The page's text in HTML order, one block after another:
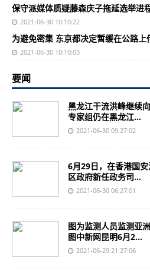
保守派媒体质疑藤森庆子拖延选举进
2021-06-30 10:10:22
为避免密集 东京都决定暂缓在公路上
2021-06-30 10:10:03
要闻
黑龙江干流洪峰继续
专家组仍在黑龙江...
2021-06-30 09:27:02
6月29日，在香港国
区政府新任政务司...
2021-06-30 06:27:01
图为监测人员监测亚
图中新网昆明6月2...
2021-06-29 21:27:06